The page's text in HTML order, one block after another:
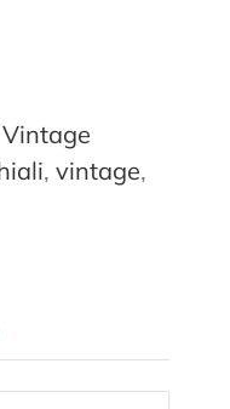
Vintage
, vintage,